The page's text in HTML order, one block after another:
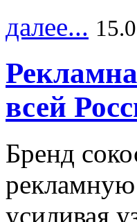
далее...
всей
Бренд
рекламную
усиливая